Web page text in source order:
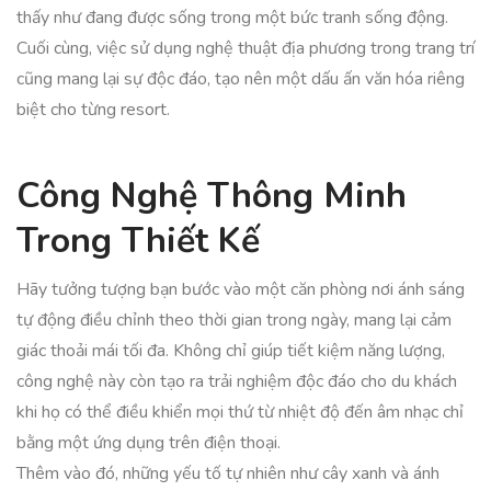
thấy như đang được sống trong một bức tranh sống động.
Cuối cùng, việc sử dụng nghệ thuật địa phương trong trang trí
cũng mang lại sự độc đáo, tạo nên một dấu ấn văn hóa riêng
biệt cho từng resort.
Công Nghệ Thông Minh
Trong Thiết Kế
Hãy tưởng tượng bạn bước vào một căn phòng nơi ánh sáng
tự động điều chỉnh theo thời gian trong ngày, mang lại cảm
giác thoải mái tối đa. Không chỉ giúp tiết kiệm năng lượng,
công nghệ này còn tạo ra trải nghiệm độc đáo cho du khách
khi họ có thể điều khiển mọi thứ từ nhiệt độ đến âm nhạc chỉ
bằng một ứng dụng trên điện thoại.
Thêm vào đó, những yếu tố tự nhiên như cây xanh và ánh